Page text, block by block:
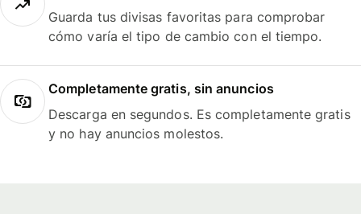
Guarda tus divisas favoritas para comprobar
cómo varía el tipo de cambio con el tiempo.
Completamente gratis, sin anuncios
Descarga en segundos. Es completamente gratis
y no hay anuncios molestos.